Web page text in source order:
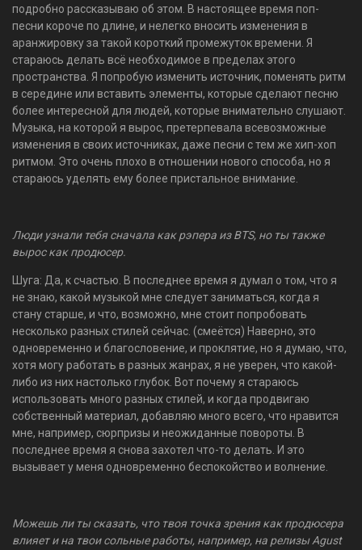
подробно рассказываю об этом. В настоящее время поп-
песни короче по длине, и нелегко вносить изменения в
аранжировку за такой короткий промежуток времени. Я
стараюсь делать всё необходимое в пределах этого
пространства. Я попробую изменить источник, поменять ритм
в середине или вставить элементы, которые сделают песню
более интересной для людей, которые внимательно слушают.
Музыка, на которой я вырос, претерпевала всевозможные
изменения в своих источниках, даже песни с тем же хип-хоп
ритмом. Это очень плохо в отношении нового способа, но я
стараюсь уделять ему более пристальное внимание.
Люди узнали тебя сначала как рэпера из BTS, но ты также
вырос как продюсер.
Шуга: Да, к счастью. В последнее время я думал о том, что я
не знаю, какой музыкой мне следует заниматься, когда я
стану старше, и что, возможно, мне стоит попробовать
несколько разных стилей сейчас. (смеётся) Наверно, это
одновременно и благословение, и проклятие, но я думаю, что,
хотя могу работать в разных жанрах, я не уверен, что какой-
либо из них настолько глубок. Вот почему я стараюсь
использовать много разных стилей, и когда продвигаю
собственный материал, добавляю много всего, что нравится
мне, например, сюрпризы и неожиданные повороты. В
последнее время я снова захотел что-то делать. И это
вызывает у меня одновременно беспокойство и волнение.
Можешь ли ты сказать, что твоя точка зрения как продюсера
влияет и на твои сольные работы, например, на релизы Agust